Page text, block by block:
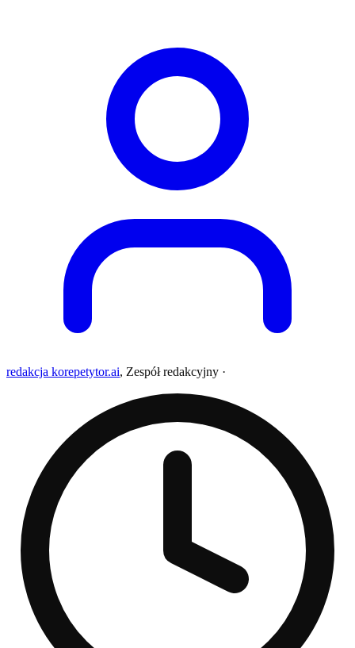
redakcja korepetytor.ai, Zespół redakcyjny ·